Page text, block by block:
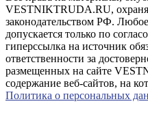
VESTNIKTRUDA.RU,
законодательством РФ.
допускается только по
гиперссылка на источник
ответственности за
размещенных на сайте
содержание веб-сайтов, на
Политика о персональных